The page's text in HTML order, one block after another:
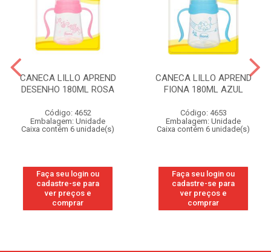
CANECA LILLO APREND
DESENHO 180ML ROSA
Código: 4652
Embalagem: Unidade
Caixa contém 6 unidade(s)
Faça seu login ou
cadastre-se para
ver preços e
comprar
CANECA LILLO APREND
FIONA 180ML AZUL
Código: 4653
Embalagem: Unidade
Caixa contém 6 unidade(s)
Faça seu login ou
cadastre-se para
ver preços e
comprar